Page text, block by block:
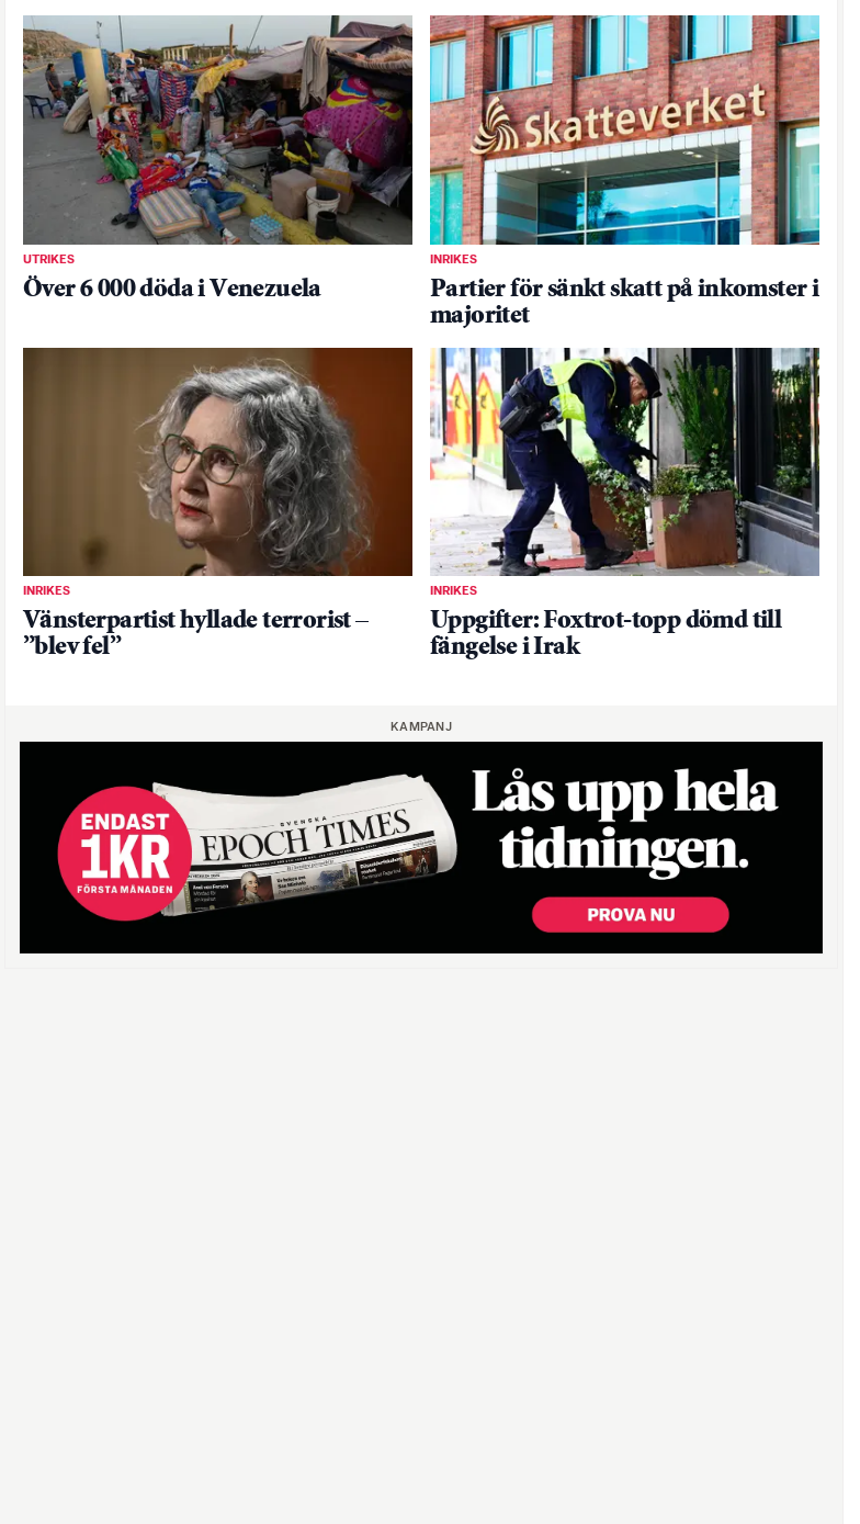
UTRIKES
Över 6 000 döda i Venezuela
INRIKES
Partier för sänkt skatt på inkomster i
majoritet
INRIKES
Vänsterpartist hyllade terrorist –
”blev fel”
INRIKES
Uppgifter: Foxtrot-topp dömd till
fängelse i Irak
KAMPANJ